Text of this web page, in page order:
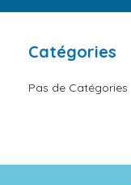
Catégories
Pas de Catégories